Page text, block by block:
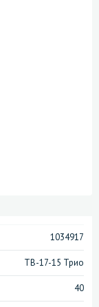
1034917
ТВ-17-15 Трио
40